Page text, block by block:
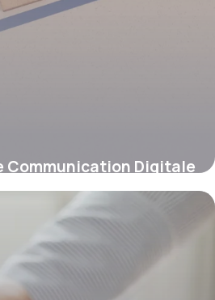
Communication Digitale